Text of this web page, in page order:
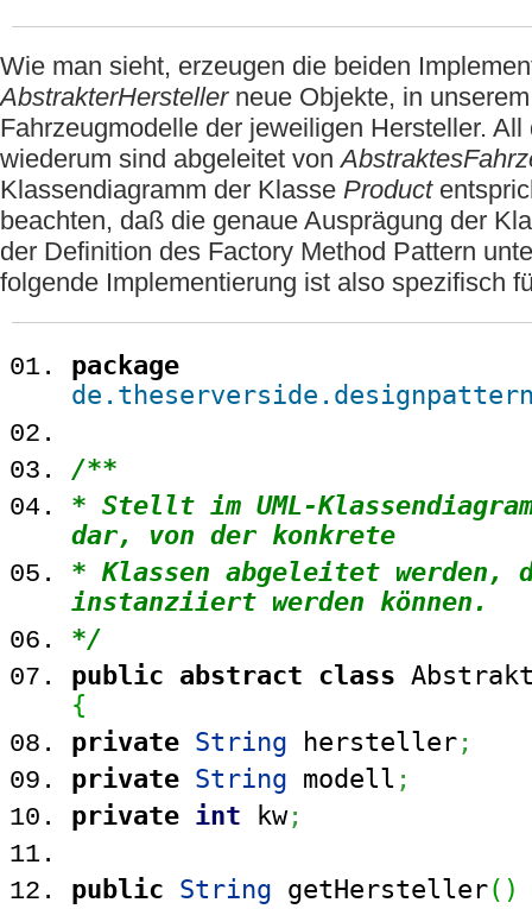
Wie man sieht, erzeugen die beiden
AbstrakterHerstellerneue Objekte, in
Fahrzeugmodelle der jeweiligen Hersteller.
wiederum sind abgeleitet von
Klassendiagramm der Klasse Product
beachten, daß die genaue Ausprägung der
der Definition des Factory Method Pattern
folgende Implementierung ist also spezifisch
package
/**
* Stellt im UML-
dar, von der konkrete
* Klassen abgeleitet werden,
instanziiert werden können.
*/
public abstract class
{
private String hersteller;
private String modell ;
private int kw;
public String getHersteller( )